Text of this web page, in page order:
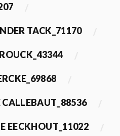
TACK_71170
EECKHOUT_11022